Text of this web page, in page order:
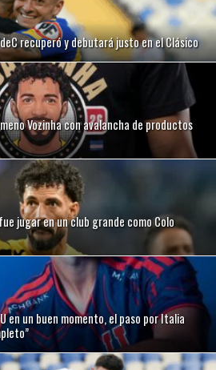
recuperó y debutará justo en el Clásico
Vozinha con avalancha de productos
jugar en un club grande como Colo
en un buen momento, el paso por Italia